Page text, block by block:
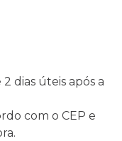
dias úteis após a
com o CEP e